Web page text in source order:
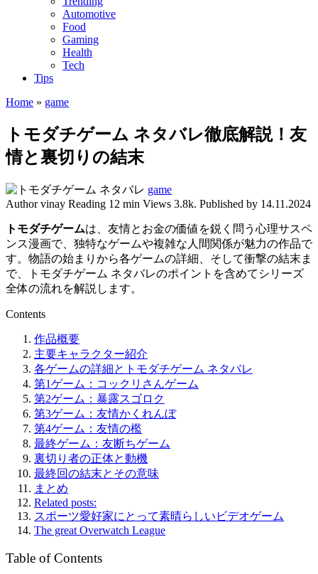
Automotive
Food
Gaming
Health
Tech
Tips
Home » game
トモダチゲーム ネタバレ徹底解説！友
情と裏切りの結末
game
Author vinay Reading 12 min Views 3.8k. Published by 14.11.2024
トモダチゲームは、友情とお金の価値を鋭く問う心理サスペ
ンス漫画で、独特なゲームや複雑な人間関係が魅力の作品で
す。物語の始まりから各ゲームの詳細、そして衝撃の結末ま
で、トモダチゲーム ネタバレのポイントを含めてシリーズ
全体の流れを解説します。
Contents
作品概要
主要キャラクター紹介
各ゲームの詳細とトモダチゲーム ネタバレ
第1ゲーム：コックリさんゲーム
第2ゲーム：暴露スゴロク
第3ゲーム：友情かくれんぼ
第4ゲーム：友情の檻
最終ゲーム：友断ちゲーム
裏切り者の正体と動機
最終回の結末とその意味
まとめ
Related posts:
スポーツ愛好家にとって素晴らしいビデオゲーム
The great Overwatch League
Table of Contents